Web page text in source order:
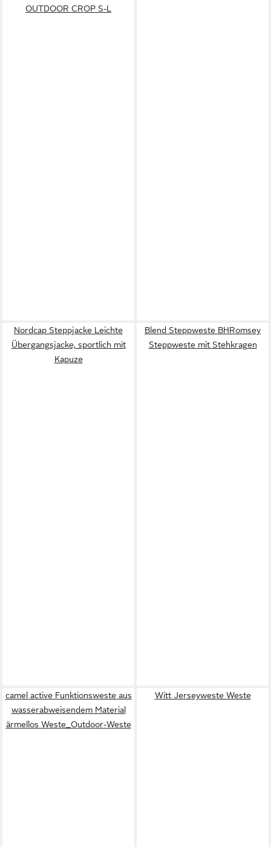
OUTDOOR CROP S-L
Nordcap Steppjacke Leichte
Übergangsjacke, sportlich mit
Kapuze
Blend Steppweste BHRomsey
Steppweste mit Stehkragen
camel active Funktionsweste aus
wasserabweisendem Material
ärmellos Weste_Outdoor-Weste
Witt Jerseyweste Weste